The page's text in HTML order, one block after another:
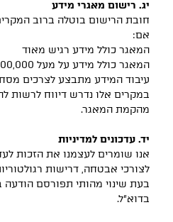
יג. רישום מאגרי מידע
חובת הרישום בוטלה ברוב
אם:
המאגר כולל מידע רגיש מאוד
המאגר כולל מידע על מעל 100,000 נושאים
עיבוד המידע מתבצע לצרכים
מהקמת המאגר.
יד. עדכונים למדיניות
אנו שומרים לעצמנו את הזכות
לצורכי אבטחה, דרישות
בעת שינוי מהותי תפורסם
בדוא"ל.